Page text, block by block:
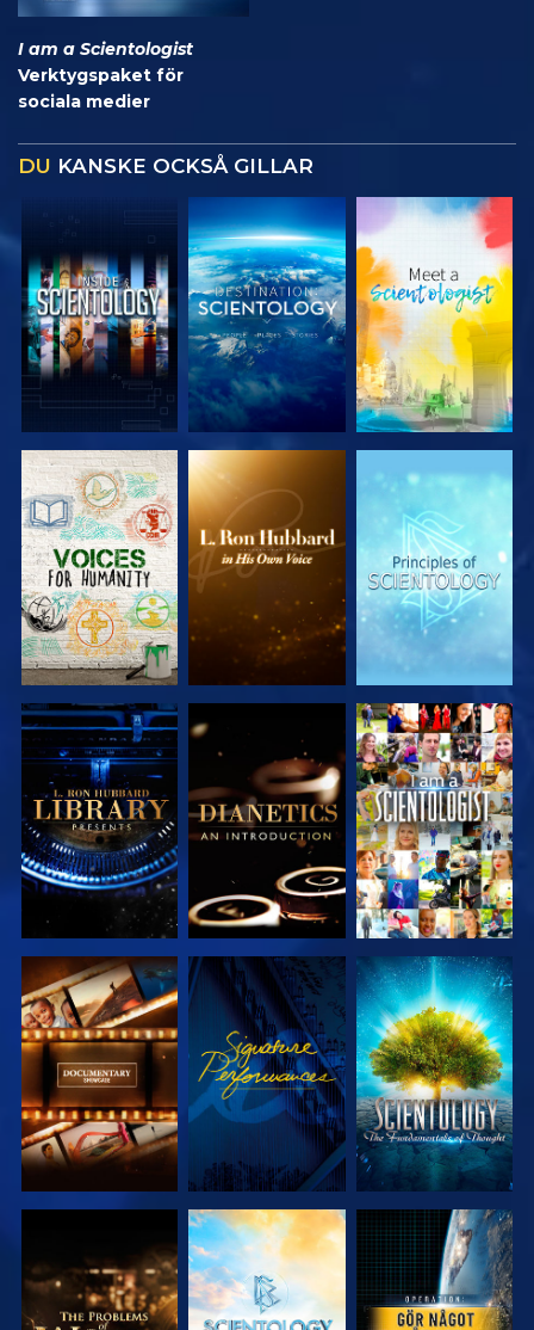
I am a Scientologist
Verktygspaket för
sociala medier
DU KANSKE OCKSÅ GILLAR
UTFORSKA
SERIEN
UTFORSKA
SERIEN
UTFORSKA
SERIEN
UTFORSKA
SERIEN
UTFORSKA
SERIEN
TITTA
UTFORSKA
SERIEN
TITTA
UTFORSKA
SERIEN
UTFORSKA
SERIEN
UTFORSKA
SERIEN
TITTA